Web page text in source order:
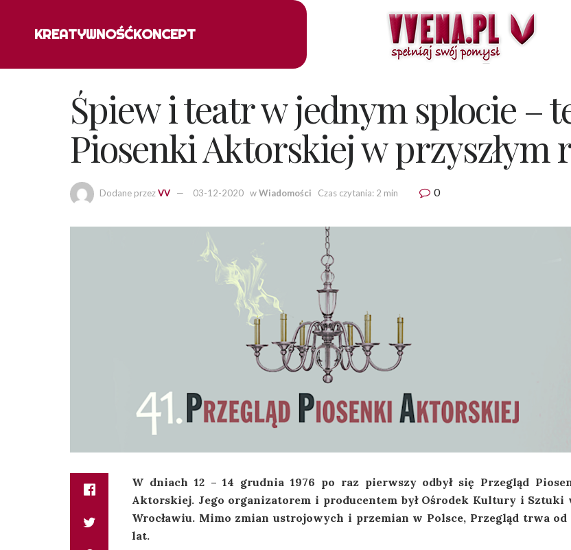
KREATYWNOŚĆKONCEPT
Śpiew i teatr w jednym splocie –
Piosenki Aktorskiej w przyszłym
Dodane przezVV 03-12-2020 wWiadomości Czas czytania: 2 min 0
W dniach 12 – 14 grudnia 1976 po raz pierwszy odbył się Przegląd
Aktorskiej. Jego organizatorem i producentem był Ośrodek Kultury i Sztuki
Wrocławiu. Mimo zmian ustrojowych i przemian w Polsce, Przegląd trwa od
lat.